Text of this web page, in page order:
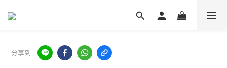
分享到